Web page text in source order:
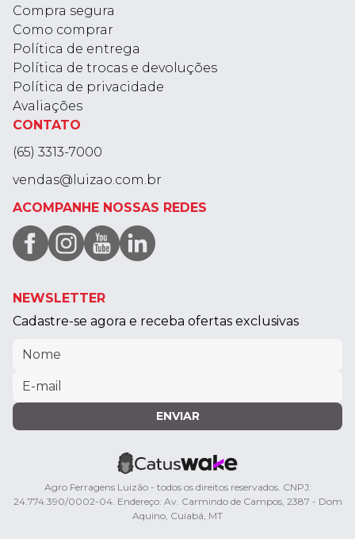
Compra segura
Como comprar
Política de entrega
Política de trocas e devoluções
Política de privacidade
Avaliações
CONTATO
(65) 3313-7000
vendas@luizao.com.br
ACOMPANHE NOSSAS REDES
NEWSLETTER
Cadastre-se agora e receba ofertas exclusivas
ENVIAR
Agro Ferragens Luizão - todos os direitos reservados. CNPJ:
24.774.390/0002-04. Endereço: Av. Carmindo de Campos, 2387 - Dom
Aquino, Cuiabá, MT